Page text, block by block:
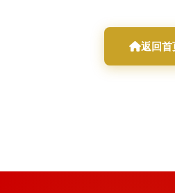
返回首